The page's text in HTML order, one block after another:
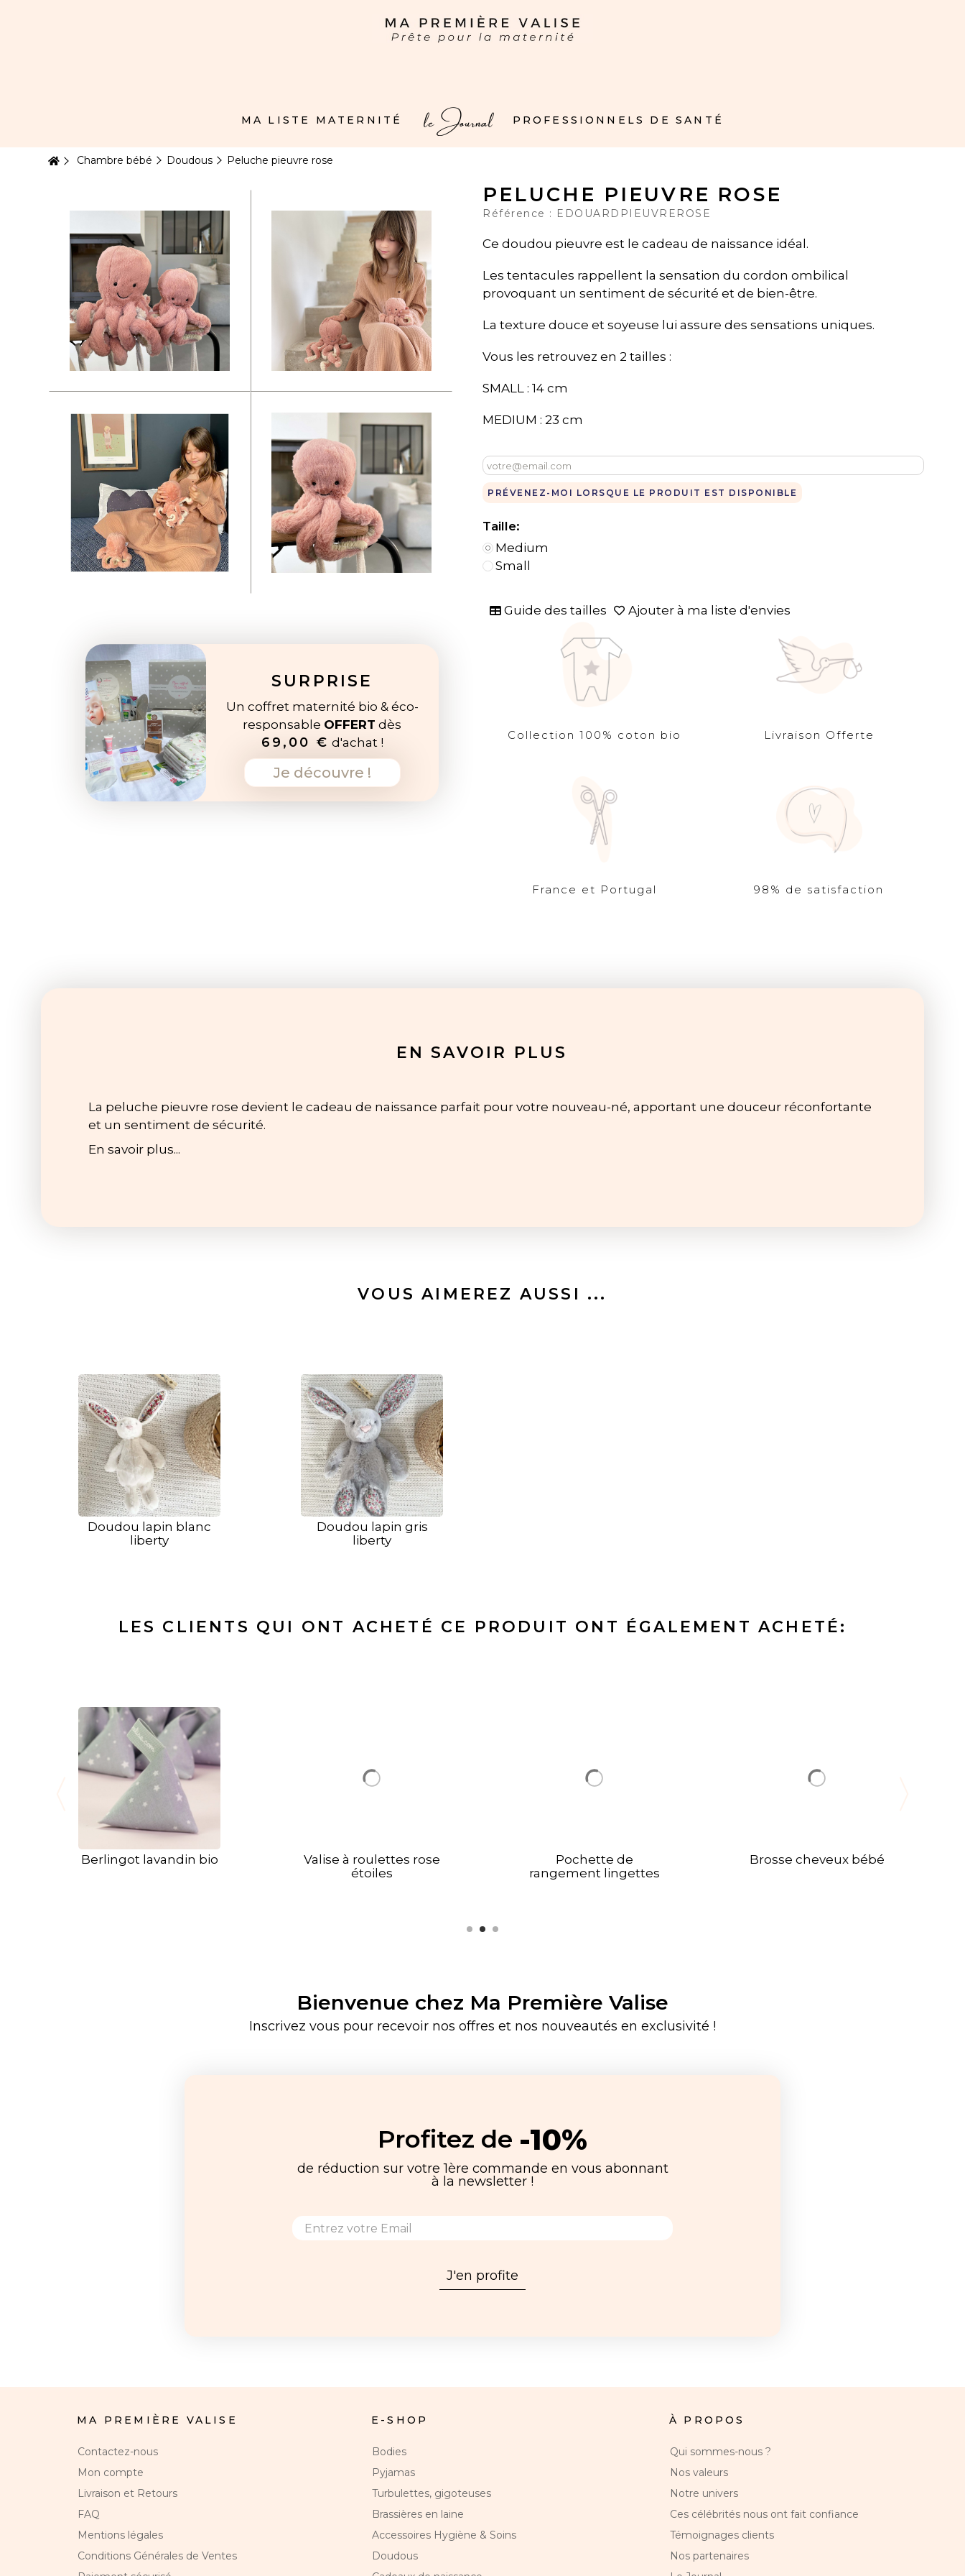
MA LISTE MATERNITÉ le Journal PROFESSIONNELS DE SANTÉ
Chambre bébé Doudous Peluche pieuvre rose
SURPRISE
Un coffret maternité bio & éco-
responsable OFFERT dès
69,00 € d'achat !
Je découvre !
PELUCHE PIEUVRE ROSE
Référence : EDOUARDPIEUVREROSE
Ce doudou pieuvre est le cadeau de naissance idéal.
Les tentacules rappellent la sensation du cordon ombilical
provoquant un sentiment de sécurité et de bien-être.
La texture douce et soyeuse lui assure des sensations uniques.
Vous les retrouvez en 2 tailles :
SMALL : 14 cm
MEDIUM : 23 cm
PRÉVENEZ-MOI LORSQUE LE PRODUIT EST DISPONIBLE
Taille:
Medium
Small
Guide des tailles Ajouter à ma liste d'envies
Collection 100% coton bio Livraison Offerte
France et Portugal 98% de satisfaction
EN SAVOIR PLUS
La peluche pieuvre rose devient le cadeau de naissance parfait pour votre nouveau-né, apportant une douceur réconfortante
et un sentiment de sécurité.
En savoir plus...
VOUS AIMEREZ AUSSI ...
Doudou lapin blanc
liberty
Doudou lapin gris
liberty
LES CLIENTS QUI ONT ACHETÉ CE PRODUIT ONT ÉGALEMENT ACHETÉ:
Berlingot lavandin bio
Valise à roulettes rose
étoiles
Pochette de
rangement lingettes
Brosse cheveux bébé
Bienvenue chez Ma Première Valise
Inscrivez vous pour recevoir nos offres et nos nouveautés en exclusivité !
Profitez de -10%
de réduction sur votre 1ère commande en vous abonnant
à la newsletter !
J'en profite
MA PREMIÈRE VALISE
Contactez-nous
Mon compte
Livraison et Retours
FAQ
Mentions légales
Conditions Générales de Ventes
E-SHOP
Bodies
Pyjamas
Turbulettes, gigoteuses
Brassières en laine
Accessoires Hygiène & Soins
Doudous
À PROPOS
Qui sommes-nous ?
Nos valeurs
Notre univers
Ces célébrités nous ont fait confiance
Témoignages clients
Nos partenaires